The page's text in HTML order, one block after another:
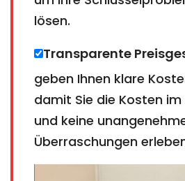
lösen.
Transparente
geben Ihnen klare
damit Sie die Kosten
und keine
Überraschungen